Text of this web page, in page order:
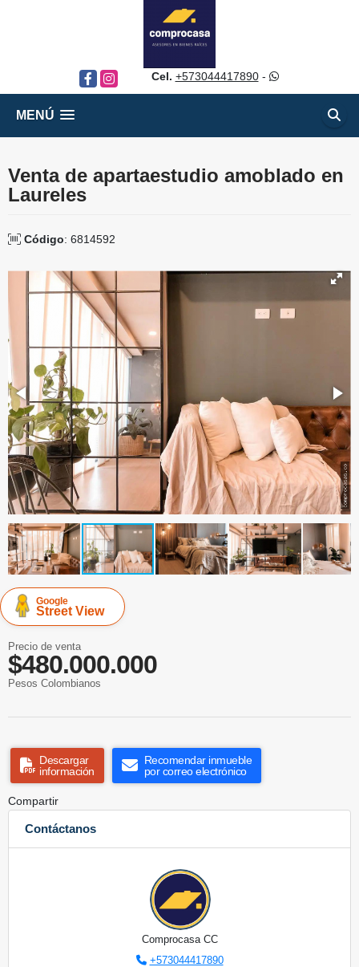
FacebookInstagram Cel. +573044417890-
MENÚ
Venta de apartaestudio amoblado en
Laureles
Código: 6814592
Google
Street View
Precio de venta
$480.000.000
Pesos Colombianos
Descargar
información
Recomendar inmueble
por correo electrónico
Compartir
Contáctanos
Comprocasa CC
+573044417890